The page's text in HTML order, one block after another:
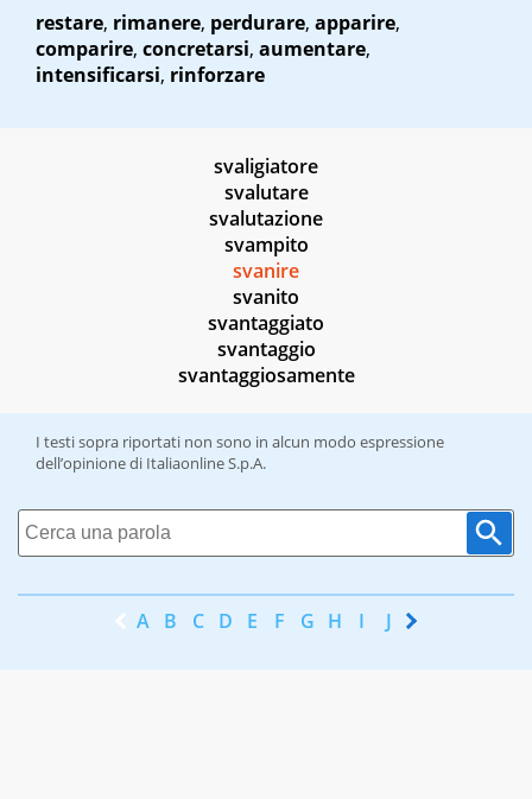
restare, rimanere, perdurare, apparire,
comparire, concretarsi, aumentare,
intensificarsi, rinforzare
svaligiatore
svalutare
svalutazione
svampito
svanire
svanito
svantaggiato
svantaggio
svantaggiosamente
I testi sopra riportati non sono in alcun modo espressione
dell’opinione di Italiaonline S.p.A.
A B C D E F G H I J K